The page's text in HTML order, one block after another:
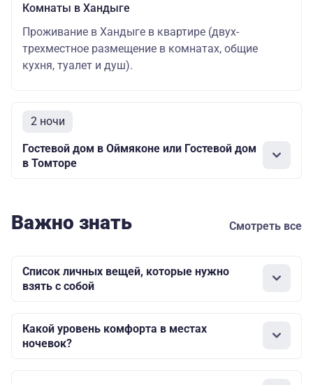
Комнаты в Хандыге
Проживание в Хандыге в квартире (двух-
трехместное размещение в комнатах, общие
кухня, туалет и душ).
2 ночи
Гостевой дом в Оймяконе или Гостевой дом
в Томторе
Важно знать Смотреть все
Список личных вещей, которые нужно
взять с собой
Какой уровень комфорта в местах
ночевок?